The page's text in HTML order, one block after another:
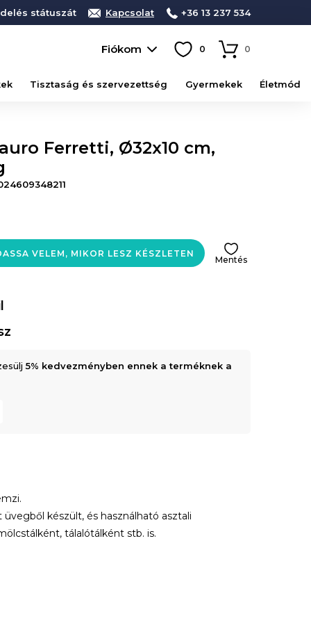
státuszát Kapcsolat +36 13 237 534
Fiókom 0 0
Tisztaság és szervezettség Gyermekek Életmód
Ferretti, Ø32x10 cm,
VELEM, MIKOR LESZ KÉSZLETEN
Mentés
5% kedvezményben ennek a terméknek a
készült, és használható asztali
tálalótálként stb. is.